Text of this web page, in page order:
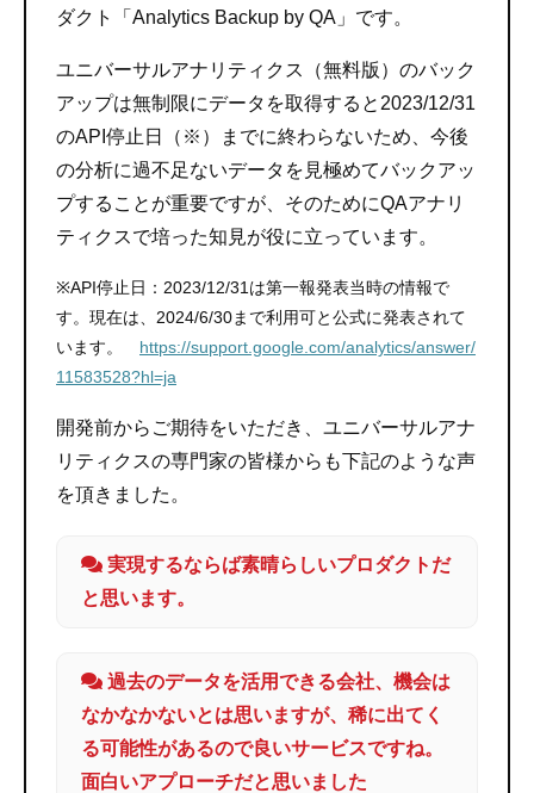
ダクト「Analytics Backup by QA」です。
ユニバーサルアナリティクス（無料版）のバック
アップは無制限にデータを取得すると2023/12/31
のAPI停止日（※）までに終わらないため、今後
の分析に過不足ないデータを見極めてバックアッ
プすることが重要ですが、そのためにQAアナリ
ティクスで培った知見が役に立っています。
※API停止日：2023/12/31は第一報発表当時の情報で
す。現在は、2024/6/30まで利用可と公式に発表されて
います。 https://support.google.com/analytics/answer/
11583528?hl=ja
開発前からご期待をいただき、ユニバーサルアナ
リティクスの専門家の皆様からも下記のような声
を頂きました。
実現するならば素晴らしいプロダクトだ
と思います。
過去のデータを活用できる会社、機会は
なかなかないとは思いますが、稀に出てく
る可能性があるので良いサービスですね。
面白いアプローチだと思いました